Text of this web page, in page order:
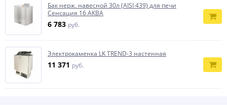
Бак нерж. навесной 30л (AISI 439) для печи
Сенсация 16 АКВА
6 783 руб.
Электрокаменка LK TREND-3 настенная
11 371 руб.